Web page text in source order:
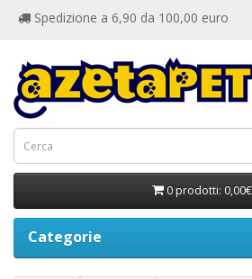
Spedizione a 6,90 da 100,00 euro
0 prodotti: 0,00€
Categorie